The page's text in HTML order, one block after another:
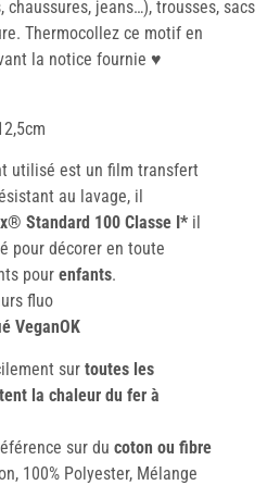
jeans…), trousses, sacs
Thermocollez ce motif en
la notice fournie ♥️
utilisé est un film transfert
au lavage, il
Standard 100 Classe I* il
pour décorer en toute
pour enfants.
fluo
VeganOK
sur toutes les
la chaleur du fer à
sur du coton ou fibre
100% Polyester, Mélange